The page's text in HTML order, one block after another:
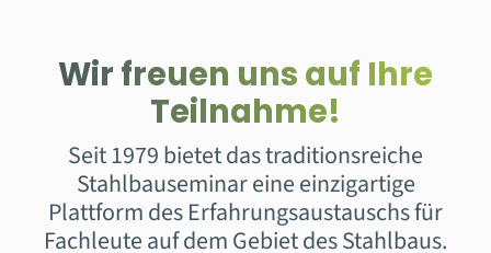
Wir freuen uns auf Ihre
Teilnahme!
Seit 1979 bietet das traditionsreiche
Stahlbauseminar eine einzigartige
Plattform des Erfahrungsaustauschsfür
Fachleute auf dem Gebiet des Stahlbaus.